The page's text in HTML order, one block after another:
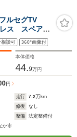
ルセグTV
ス スペアキ
ウ
相談可 360°画像付
本体価格
44.9万円
円
走行 7.2万km
修復
なし
整備
法定整備付
か市